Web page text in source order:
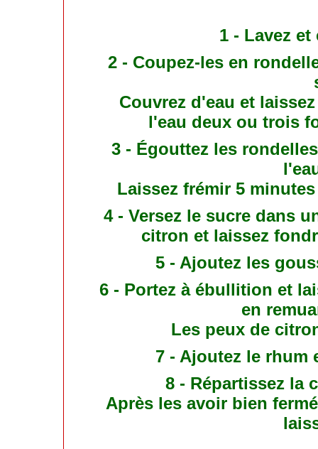
1 - Lavez
2 - Coupez-les en
Couvrez d'eau et
l'eau deux ou trois
3 - Égouttez les
Laissez frémir 5
4 - Versez le sucre dans
citron et laissez
5 - Ajoutez les
6 - Portez à ébullition et
en
Les peux de
7 - Ajoutez le rhum
8 - Répartissez la
Après les avoir bien